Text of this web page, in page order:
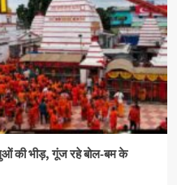
की भीड़, गूंज रहे बोल-बम के